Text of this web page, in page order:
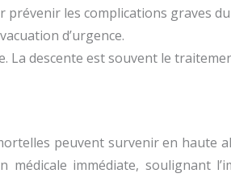
les complications graves
d’urgence.
La descente est souvent le
peuvent survenir en haute
immédiate, soulignant